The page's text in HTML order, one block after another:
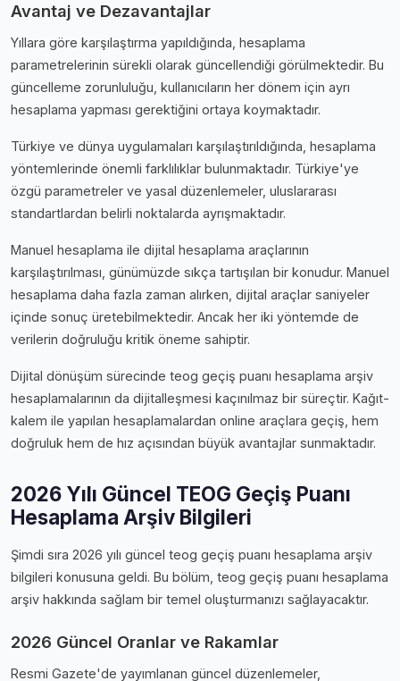
Avantaj ve Dezavantajlar
Yıllara göre karşılaştırma yapıldığında, hesaplama
parametrelerinin sürekli olarak güncellendiği görülmektedir. Bu
güncelleme zorunluluğu, kullanıcıların her dönem için ayrı
hesaplama yapması gerektiğini ortaya koymaktadır.
Türkiye ve dünya uygulamaları karşılaştırıldığında, hesaplama
yöntemlerinde önemli farklılıklar bulunmaktadır. Türkiye'ye
özgü parametreler ve yasal düzenlemeler, uluslararası
standartlardan belirli noktalarda ayrışmaktadır.
Manuel hesaplama ile dijital hesaplama araçlarının
karşılaştırılması, günümüzde sıkça tartışılan bir konudur. Manuel
hesaplama daha fazla zaman alırken, dijital araçlar saniyeler
içinde sonuç üretebilmektedir. Ancak her iki yöntemde de
verilerin doğruluğu kritik öneme sahiptir.
Dijital dönüşüm sürecinde teog geçiş puanı hesaplama arşiv
hesaplamalarının da dijitalleşmesi kaçınılmaz bir süreçtir. Kağıt-
kalem ile yapılan hesaplamalardan online araçlara geçiş, hem
doğruluk hem de hız açısından büyük avantajlar sunmaktadır.
2026 Yılı Güncel TEOG Geçiş Puanı
Hesaplama Arşiv Bilgileri
Şimdi sıra 2026 yılı güncel teog geçiş puanı hesaplama arşiv
bilgileri konusuna geldi. Bu bölüm, teog geçiş puanı hesaplama
arşiv hakkında sağlam bir temel oluşturmanızı sağlayacaktır.
2026 Güncel Oranlar ve Rakamlar
Resmi Gazete'de yayımlanan güncel düzenlemeler,